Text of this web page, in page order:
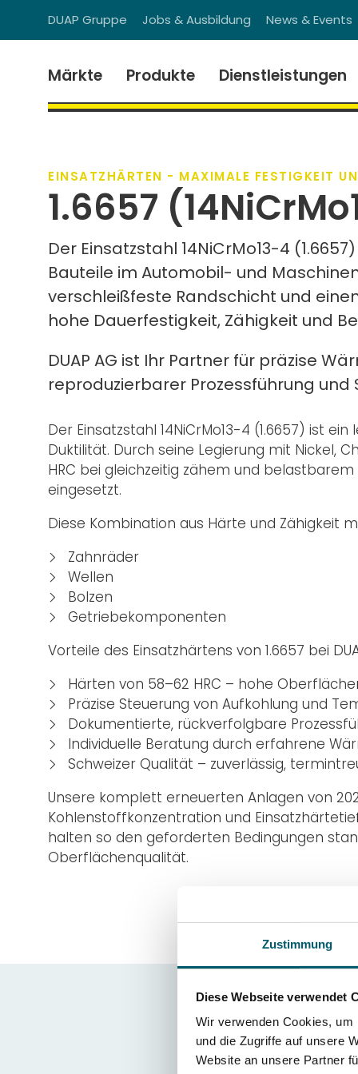
Zustimmung
Diese Webseite verwendet
Wir verwenden Cookies,
und die Zugriffe auf unsere
Website an unsere Partner
DUAP Gruppe Jobs & Ausbildung News & Events
Märkte Produkte Dienstleistungen
EINSATZHÄRTEN - MAXIMALE FESTIGKEIT
1.6657
Der Einsatzstahl 14NiCrMo13-4
Bauteile im Automobil- und
verschleißfeste Randschicht und
hohe Dauerfestigkeit, Zähigkeit und
DUAP AG ist Ihr Partner für präzise
reproduzierbarer Prozessführung
Der Einsatzstahl 14NiCrMo13-4 (1.6657) ist
Duktilität. Durch seine Legierung mit Nickel,
HRC bei gleichzeitig zähem und
eingesetzt.
Diese Kombination aus Härte und Zähigkeit
Zahnräder
Wellen
Bolzen
Getriebekomponenten
Vorteile des Einsatzhärtens von 1.6657 bei
Härten von 58–62 HRC – hohe
Präzise Steuerung von Aufkohlung und
Dokumentierte, rückverfolgbare
Individuelle Beratung durch erfahrene
Schweizer Qualität – zuverlässig,
Unsere komplett erneuerten Anlagen von
Kohlenstoffkonzentration und
halten so den geforderten Bedingungen
Oberflächenqualität.